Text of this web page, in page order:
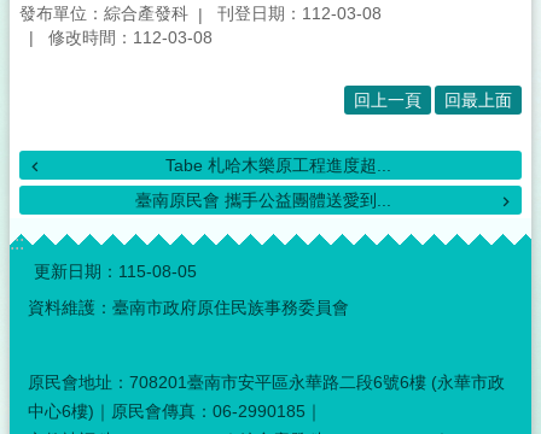
發布單位：綜合產發科
刊登日期：112-03-08
修改時間：112-03-08
回上一頁 回最上面
Tabe 札哈木樂原工程進度超...
臺南原民會 攜手公益團體送愛到...
:::
更新日期： 115-08-05
資料維護：臺南市政府原住民族事務委員會
原民會地址：708201臺南市安平區永華路二段6號6樓 (永華市政
中心6樓)｜原民會傳真：06-2990185｜